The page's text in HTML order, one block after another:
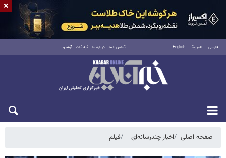
فارسی العربية English تماس با ما درباره ما تبلیغات آرشیو
جمعه ۱۶ مرداد ۱۴۰۵
صفحه اصلی اخبار چندرسانه‌ای فیلم
×